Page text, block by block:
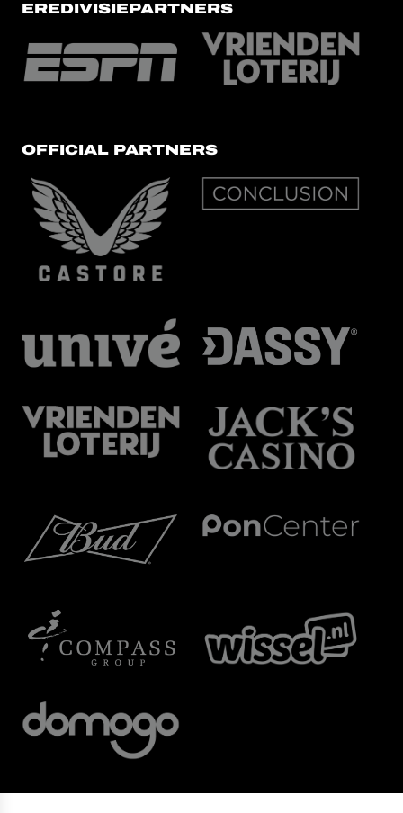
EREDIVISIEPARTNERS
OFFICIAL PARTNERS